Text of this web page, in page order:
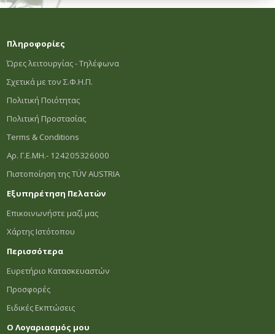
Πληροφορίες
Ώρες λειτουργίας - Τηλέφωνα
Σχετικά με τον Σ.Φ.Η.Π.
Πολιτική Ποιότητας
Πολιτική Προστασίας
Terms & Conditions
Αρ. Γ.Ε.ΜΗ.- 124205326000
Πιστοποίηση της TÜV AUSTRIA
Εξυπηρέτηση Πελατών
Επικοινωνήστε μαζί μας
Χάρτης Ιστότοπου
Περισσότερα
Ευρετήριο Κατασκευαστών
Προσφορές
Ειδικές Εκπτώσεις
Ο Λογαριασμός μου